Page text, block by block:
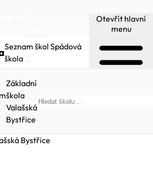
může obsahovat chyby a
dejte nám vědět.
Seznam škol Spádová
škola
Otevřít hlavní
menu
Základní
škola
Valašská
Bystřice
Bystřice